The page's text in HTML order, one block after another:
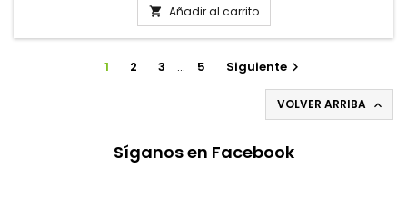
 Añadir al carrito
1 2 3 … 5 Siguiente
VOLVER ARRIBA 
Síganos en Facebook